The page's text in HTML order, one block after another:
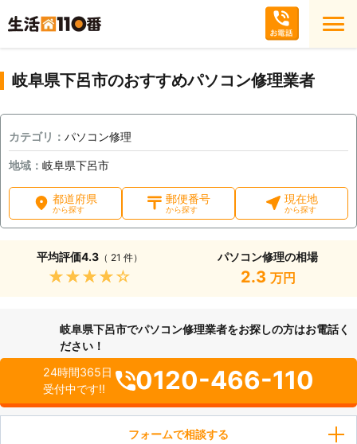
岐阜県下呂市のおすすめパソコン修理業者
カテゴリ： パソコン修理
地域： 岐阜県下呂市
都道府県
から探す
郵便番号
から探す
現在地
から探す
平均評価4.3（ 21 件）
★★★★★
パソコン修理の相場
2.3 万円
岐阜県下呂市でパソコン修理業者をお探しの方はお電話く
ださい！
24時間365日
受付中です!!
0120-466-110
フォームで相談する